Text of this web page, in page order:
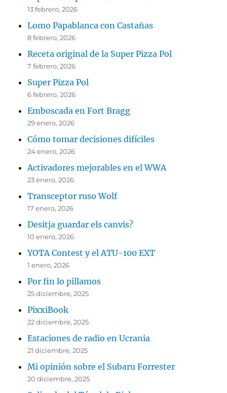
13 febrero, 2026
Lomo Papablanca con Castañas
8 febrero, 2026
Receta original de la Super Pizza Pol
7 febrero, 2026
Super Pizza Pol
6 febrero, 2026
Emboscada en Fort Bragg
29 enero, 2026
Cómo tomar decisiones difíciles
24 enero, 2026
Activadores mejorables en el WWA
23 enero, 2026
Transceptor ruso Wolf
17 enero, 2026
Desitja guardar els canvis?
10 enero, 2026
YOTA Contest y el ATU-100 EXT
1 enero, 2026
Por fin lo pillamos
25 diciembre, 2025
PixxiBook
22 diciembre, 2025
Estaciones de radio en Ucrania
21 diciembre, 2025
Mi opinión sobre el Subaru Forrester
20 diciembre, 2025